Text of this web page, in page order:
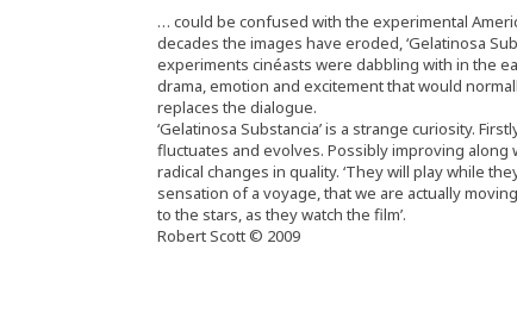
… could be confused with the experimental
decades the images have eroded, ‘Gelatinosa
experiments cinéasts were dabbling with in the
drama, emotion and excitement that would
replaces the dialogue.
‘Gelatinosa Substancia’ is a strange curiosity.
fluctuates and evolves. Possibly improving
radical changes in quality. ‘They will play while
sensation of a voyage, that we are actually
to the stars, as they watch the film’.
Robert Scott © 2009